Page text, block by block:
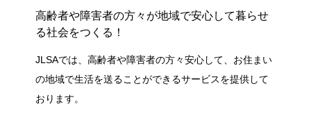
高齢者や障害者の方々が地域で安心して暮らせ
る社会をつくる！
JLSAでは、高齢者や障害者の方々安心して、お住まい
の地域で生活を送ることができるサービスを提供して
おります。